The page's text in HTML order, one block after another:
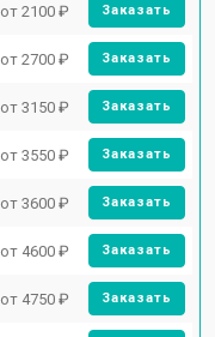
от 2100 ₽ Заказать
от 2700 ₽ Заказать
от 3150 ₽ Заказать
от 3550 ₽ Заказать
от 3600 ₽ Заказать
от 4600 ₽ Заказать
от 4750 ₽ Заказать